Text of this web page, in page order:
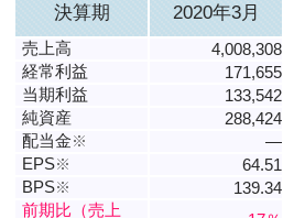
決算期 2020年3月
売上高 4,008,308
経常利益
171,655
当期利益
133,542
純資産
288,424
配当金※ ―
EPS※ 64.51
BPS※ 139.34
前期比（売上